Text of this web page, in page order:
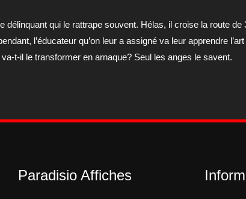
délinquant qui le rattrape souvent. Hélas, il croise la route
l’éducateur qu’on leur a assigné va leur apprendre
t-il le transformer en arnaque? Seul les anges le savent.
Paradisio Affiches